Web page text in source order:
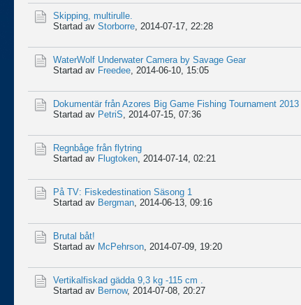
Skipping, multirulle.
Startad av Storborre, 2014-07-17, 22:28
WaterWolf Underwater Camera by Savage Gear
Startad av Freedee, 2014-06-10, 15:05
Dokumentär från Azores Big Game Fishing Tournament 2013
Startad av PetriS, 2014-07-15, 07:36
Regnbåge från flytring
Startad av Flugtoken, 2014-07-14, 02:21
På TV: Fiskedestination Säsong 1
Startad av Bergman, 2014-06-13, 09:16
Brutal båt!
Startad av McPehrson, 2014-07-09, 19:20
Vertikalfiskad gädda 9,3 kg -115 cm .
Startad av Bernow, 2014-07-08, 20:27